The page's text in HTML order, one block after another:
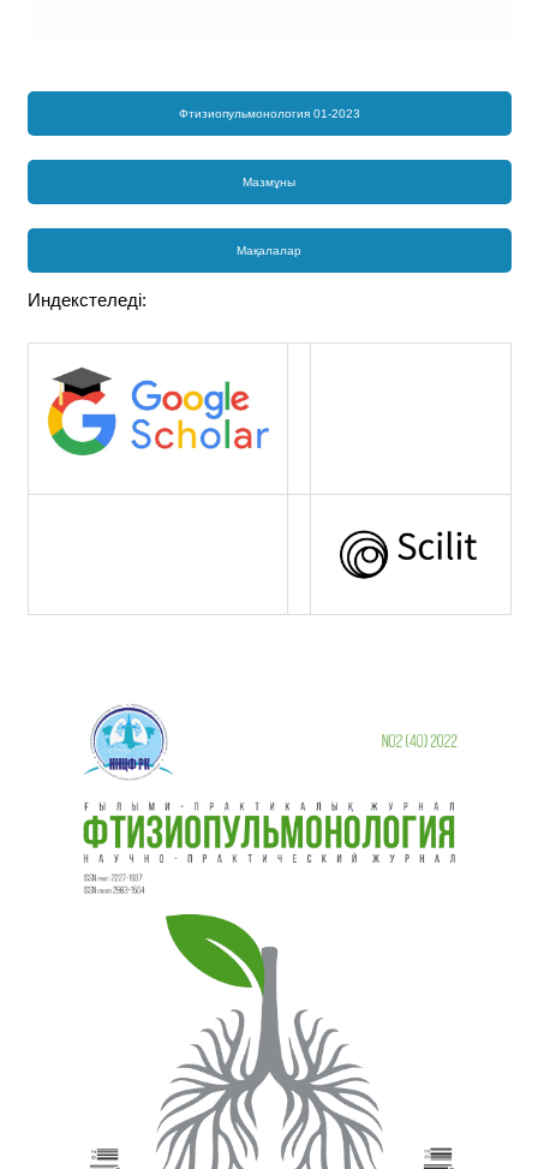
Фтизиопульмонология 01-2023
Мазмұны
Мақалалар
Индекстеледі: